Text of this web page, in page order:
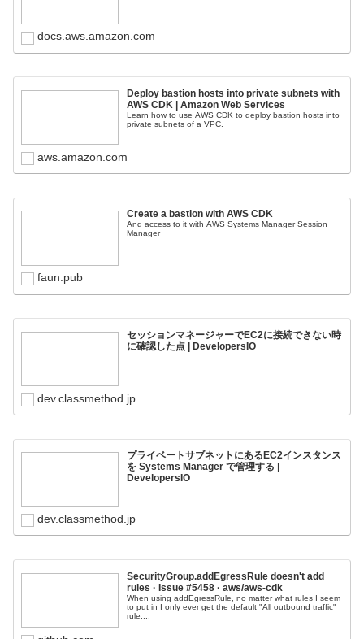
docs.aws.amazon.com
Deploy bastion hosts into private subnets with
AWS CDK | Amazon Web Services
Learn how to use AWS CDK to deploy bastion hosts into
private subnets of a VPC.
aws.amazon.com
Create a bastion with AWS CDK
And access to it with AWS Systems Manager Session
Manager
faun.pub
セッションマネージャーでEC2に接続できない時
に確認した点 | DevelopersIO
dev.classmethod.jp
プライベートサブネットにあるEC2インスタンス
を Systems Manager で管理する |
DevelopersIO
dev.classmethod.jp
SecurityGroup.addEgressRule doesn't add
rules · Issue #5458 · aws/aws-cdk
When using addEgressRule, no matter what rules I seem
to put in I only ever get the default "All outbound traffic"
rule:...